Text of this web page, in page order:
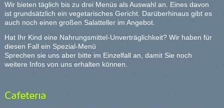
Wir bieten täglich bis zu drei Menüs als Auswahl an. Eines davon
ist grundsätzlich ein vegetarisches Gericht. Darüberhinaus gibt es
auch noch einen großen Salatteller im Angebot.
Hat Ihr Kind eine Nahrungsmittel-Unverträglichkeit? Wir haben für
diesen Fall ein Spezial-Menü
Sprechen sie uns aber bitte im Einzelfall an, damit Sie noch
weitere Infos von uns erhalten können.
Cafeteria